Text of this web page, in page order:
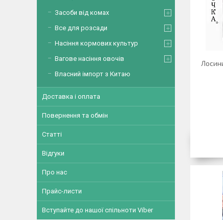
Засоби від комах
Все для розсади
Насіння кормових культур
Вагове насіння овочів
Власний імпорт з Китаю
Доставка і оплата
Повернення та обмін
Статті
Відгуки
Про нас
Прайс-листи
Вступайте до нашої спільноти Viber